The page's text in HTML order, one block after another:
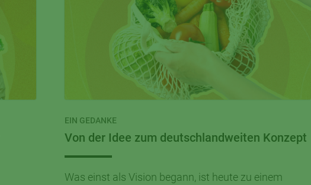
EIN GEDANKE
Von der Idee zum deutschlandweiten Konzept
Was einst als Vision begann, ist heute zu einem